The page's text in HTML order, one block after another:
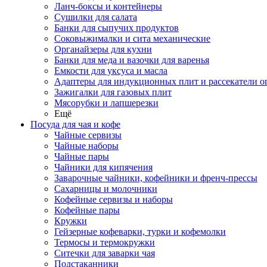
Ланч-боксы и контейнеры
Сушилки для салата
Банки для сыпучих продуктов
Соковыжималки и сита механические
Органайзеры для кухни
Банки для меда и вазочки для варенья
Емкости для уксуса и масла
Адаптеры для индукционных плит и рассекатели
Зажигалки для газовых плит
Мясорубки и лапшерезки
Ещё
Посуда для чая и кофе
Чайные сервизы
Чайные наборы
Чайные пары
Чайники для кипячения
Заварочные чайники, кофейники и френч-прессы
Сахарницы и молочники
Кофейные сервизы и наборы
Кофейные пары
Кружки
Гейзерные кофеварки, турки и кофемолки
Термосы и термокружки
Ситечки для заварки чая
Подстаканники